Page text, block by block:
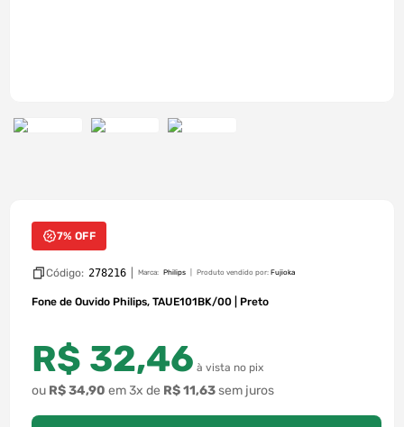
7% OFF
Código: 278216 Marca: Philips Produto vendido por: Fujioka
Fone de Ouvido Philips, TAUE101BK/00 | Preto
R$ 32,46 à vista no pix
ou R$34,90 em3x de R$11,63sem juros